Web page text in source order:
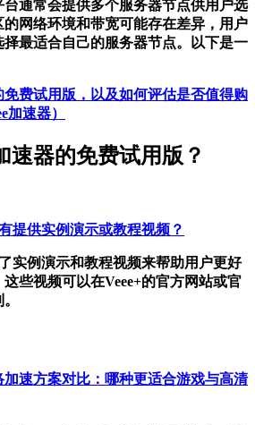
通常会提供多个服务器节点供用户选
网络环境和带宽可能存在差异，用户
最适合自己的服务器节点。以下是一
免费试用版，以及如何评估是否值得购
加速器）
速器的免费试用版？
提供实例演示或教程视频？
实例演示和教程视频来帮助用户更好
些视频可以在Veee+的官方网站或官
加速方案对比：哪种更适合游戏与高清